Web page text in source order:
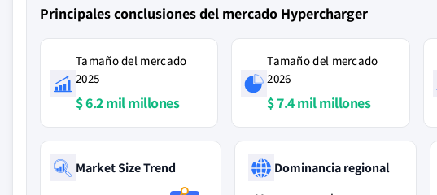
Principales conclusiones del mercado Hypercharger
Tamaño del mercado
2025
$ 6.2 mil millones
Tamaño del mercado
2026
$ 7.4 mil millones
Market Size Trend
Dominancia regional